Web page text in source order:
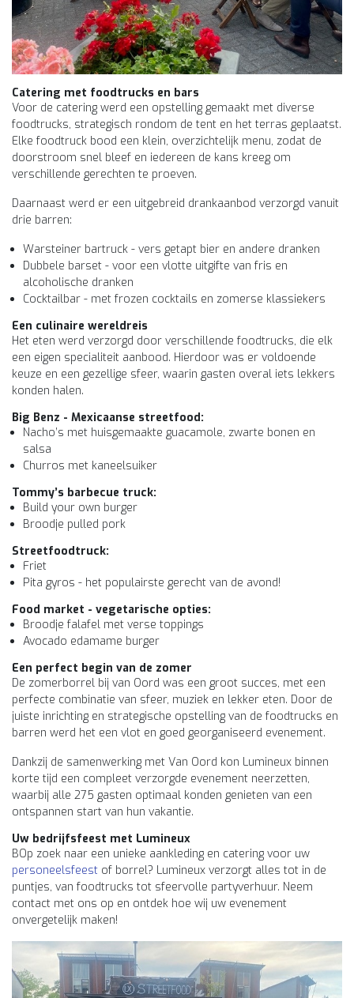
Catering met foodtrucks en bars
Voor de catering werd een opstelling gemaakt met diverse
foodtrucks, strategisch rondom de tent en het terras geplaatst.
Elke foodtruck bood een klein, overzichtelijk menu, zodat de
doorstroom snel bleef en iedereen de kans kreeg om
verschillende gerechten te proeven.
Daarnaast werd er een uitgebreid drankaanbod verzorgd vanuit
drie barren:
Warsteiner bartruck - vers getapt bier en andere dranken
Dubbele barset - voor een vlotte uitgifte van fris en
alcoholische dranken
Cocktailbar - met frozen cocktails en zomerse klassiekers
Een culinaire wereldreis
Het eten werd verzorgd door verschillende foodtrucks, die elk
een eigen specialiteit aanbood. Hierdoor was er voldoende
keuze en een gezellige sfeer, waarin gasten overal iets lekkers
konden halen.
Big Benz - Mexicaanse streetfood:
Nacho’s met huisgemaakte guacamole, zwarte bonen en
salsa
Churros met kaneelsuiker
Tommy’s barbecue truck:
Build your own burger
Broodje pulled pork
Streetfoodtruck:
Friet
Pita gyros - het populairste gerecht van de avond!
Food market - vegetarische opties:
Broodje falafel met verse toppings
Avocado edamame burger
Een perfect begin van de zomer
De zomerborrel bij van Oord was een groot succes, met een
perfecte combinatie van sfeer, muziek en lekker eten. Door de
juiste inrichting en strategische opstelling van de foodtrucks en
barren werd het een vlot en goed georganiseerd evenement.
Dankzij de samenwerking met Van Oord kon Lumineux binnen
korte tijd een compleet verzorgde evenement neerzetten,
waarbij alle 275 gasten optimaal konden genieten van een
ontspannen start van hun vakantie.
Uw bedrijfsfeest met Lumineux
BOp zoek naar een unieke aankleding en catering voor uw
personeelsfeest of borrel? Lumineux verzorgt alles tot in de
puntjes, van foodtrucks tot sfeervolle partyverhuur. Neem
contact met ons op en ontdek hoe wij uw evenement
onvergetelijk maken!